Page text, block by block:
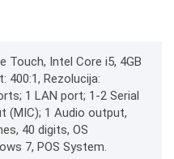
Touch, Intel Core i5, 4GB
400:1, Rezolucija:
1 LAN port; 1-2 Serial
(MIC); 1 Audio output,
40 digits, OS
7, POS System.